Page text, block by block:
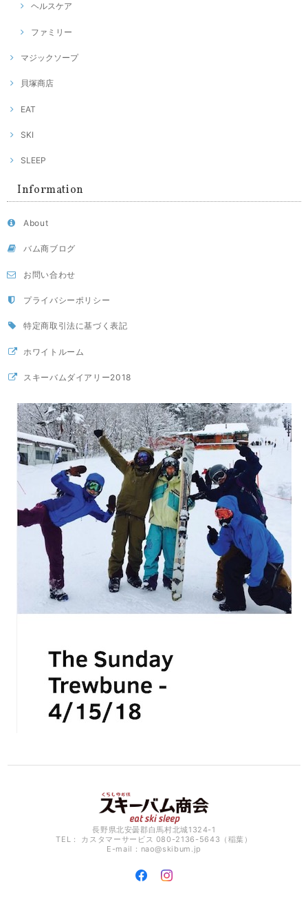
ヘルスケア
ファミリー
マジックソープ
貝塚商店
EAT
SKI
SLEEP
Information
About
バム商ブログ
お問い合わせ
プライバシーポリシー
特定商取引法に基づく表記
ホワイトルーム
スキーバムダイアリー2018
長野県北安曇郡白馬村北城1324-1
TEL： カスタマーサービス 080-2136-5643（稲葉）
E-mail： nao@skibum.jp